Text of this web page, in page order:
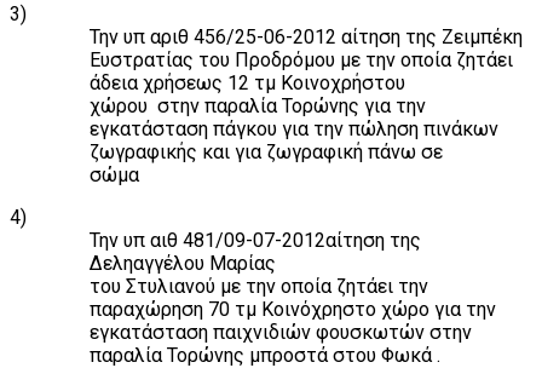
3)
Την υπ αριθ 456/25-06-2012 αίτηση της Ζειμπέκη
Ευστρατίας του Προδρόμου με την οποία ζητάει
άδεια χρήσεως 12 τμ Κοινοχρήστου
χώρου στην παραλία Τορώνης για την
εγκατάσταση πάγκου για την πώληση πινάκων
ζωγραφικής και για ζωγραφική πάνω σε
σώμα
4)
Την υπ αιθ 481/09-07-2012αίτηση της
Δεληαγγέλου Μαρίας
του Στυλιανού με την οποία ζητάει την
παραχώρηση 70 τμ Κοινόχρηστο χώρο για την
εγκατάσταση παιχνιδιών φουσκωτών στην
παραλία Τορώνης μπροστά στου Φωκά .